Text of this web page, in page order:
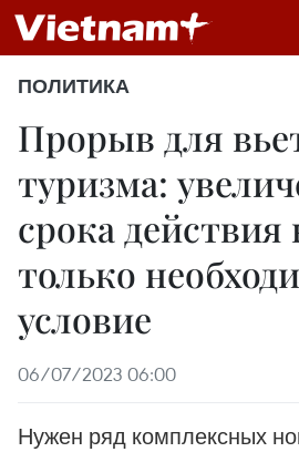
ПОЛИТИКА
Прорыв для
туризма:
срока
только
условие
06/07/2023 06:00
Нужен ряд комплексных